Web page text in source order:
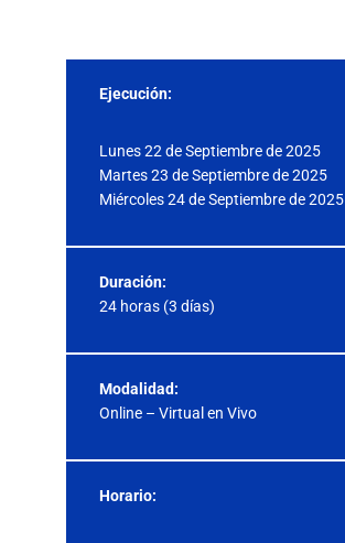
Ejecución:
Lunes 22 de Septiembre de 2025
Martes 23 de Septiembre de 2025
Miércoles 24 de Septiembre de 2025
Duración:
24 horas (3 días)
Modalidad:
Online – Virtual en Vivo
Horario: